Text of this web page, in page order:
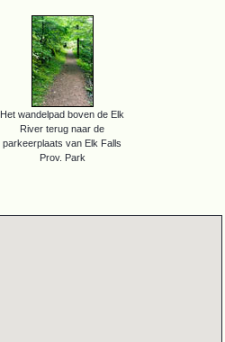
Het wandelpad boven de Elk
River terug naar de
parkeerplaats van Elk Falls
Prov. Park